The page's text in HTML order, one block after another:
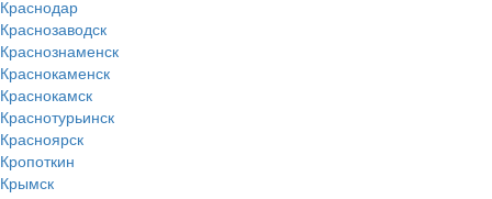
Краснодар
Краснозаводск
Краснознаменск
Краснокаменск
Краснокамск
Краснотурьинск
Красноярск
Кропоткин
Крымск